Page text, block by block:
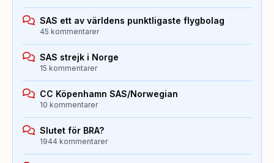
SAS ett av världens punktligaste flygbolag
45 kommentarer
SAS strejk i Norge
15 kommentarer
CC Köpenhamn SAS/Norwegian
10 kommentarer
Slutet för BRA?
1944 kommentarer